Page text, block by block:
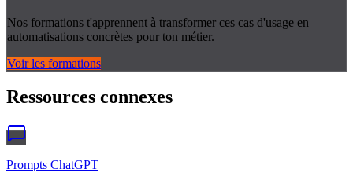
Nos formations t'apprennent à transformer ces cas d'usage en
automatisations concrètes pour ton métier.
Voir les formations
Ressources connexes
Prompts ChatGPT